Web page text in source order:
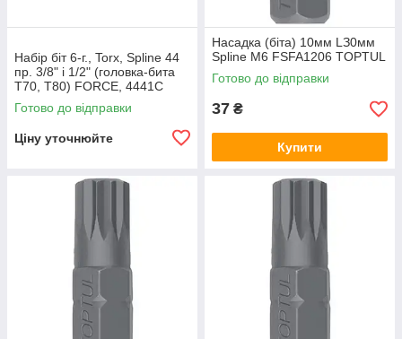
Набір біт 6-г., Torx, Spline 44
пр. 3/8" і 1/2" (головка-бита
T70, T80) FORCE, 4441C
Готово до відправки
Ціну уточнюйте
Hacaдка (біта) 10мм LЗ0мм
Spline M6 FSFA1206 TOPTUL
Готово до відправки
37 ₴
Купити